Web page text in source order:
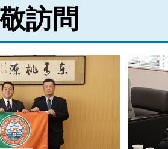
訪問